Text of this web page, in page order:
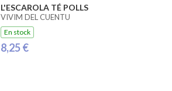
L'ESCAROLA TÉ POLLS
VIVIM DEL CUENTU
En stock
8,25 €